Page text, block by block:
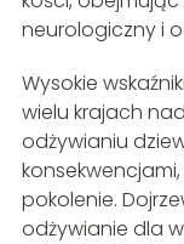
neurologiczny i
Wysokie
wielu krajach
odżywianiu
pokolenie.
odżywianie dla